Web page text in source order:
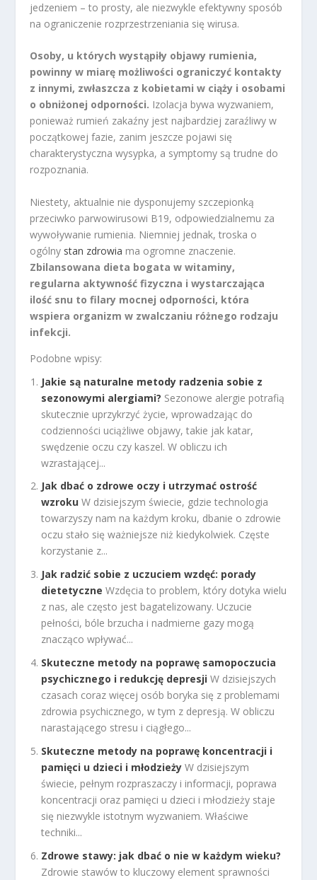
jedzeniem – to prosty, ale niezwykle efektywny sposób
na ograniczenie rozprzestrzeniania się wirusa.
Osoby, u których wystąpiły objawy rumienia,
powinny w miarę możliwości ograniczyć kontakty
z innymi, zwłaszcza z kobietami w ciąży i osobami
o obniżonej odporności. Izolacja bywa wyzwaniem,
ponieważ rumień zakaźny jest najbardziej zaraźliwy w
początkowej fazie, zanim jeszcze pojawi się
charakterystyczna wysypka, a symptomy są trudne do
rozpoznania.
Niestety, aktualnie nie dysponujemy szczepionką
przeciwko parwowirusowi B19, odpowiedzialnemu za
wywoływanie rumienia. Niemniej jednak, troska o
ogólny stan zdrowia ma ogromne znaczenie.
Zbilansowana dieta bogata w witaminy,
regularna aktywność fizyczna i wystarczająca
ilość snu to filary mocnej odporności, która
wspiera organizm w zwalczaniu różnego rodzaju
infekcji.
Podobne wpisy:
Jakie są naturalne metody radzenia sobie z
sezonowymi alergiami? Sezonowe alergie potrafią
skutecznie uprzykrzyć życie, wprowadzając do
codzienności uciążliwe objawy, takie jak katar,
swędzenie oczu czy kaszel. W obliczu ich
wzrastającej...
Jak dbać o zdrowe oczy i utrzymać ostrość
wzroku W dzisiejszym świecie, gdzie technologia
towarzyszy nam na każdym kroku, dbanie o zdrowie
oczu stało się ważniejsze niż kiedykolwiek. Częste
korzystanie z...
Jak radzić sobie z uczuciem wzdęć: porady
dietetyczne Wzdęcia to problem, który dotyka wielu
z nas, ale często jest bagatelizowany. Uczucie
pełności, bóle brzucha i nadmierne gazy mogą
znacząco wpływać...
Skuteczne metody na poprawę samopoczucia
psychicznego i redukcję depresji W dzisiejszych
czasach coraz więcej osób boryka się z problemami
zdrowia psychicznego, w tym z depresją. W obliczu
narastającego stresu i ciągłego...
Skuteczne metody na poprawę koncentracji i
pamięci u dzieci i młodzieży W dzisiejszym
świecie, pełnym rozpraszaczy i informacji, poprawa
koncentracji oraz pamięci u dzieci i młodzieży staje
się niezwykle istotnym wyzwaniem. Właściwe
techniki...
Zdrowe stawy: jak dbać o nie w każdym wieku?
Zdrowie stawów to kluczowy element sprawności